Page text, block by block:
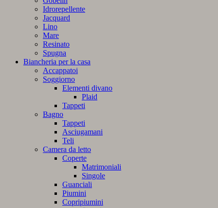
Idrorepellente
Jacquard
Lino
Mare
Resinato
Spugna
Biancheria per la casa
Accappatoi
Soggiorno
Elementi divano
Plaid
Tappeti
Bagno
Tappeti
Asciugamani
Teli
Camera da letto
Coperte
Matrimoniali
Singole
Guanciali
Piumini
Copripiumini